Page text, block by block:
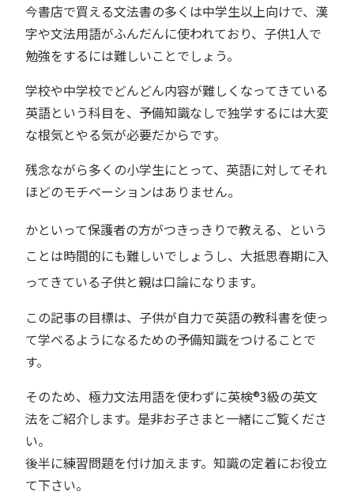
今書店で買える文法書の多くは中学生以上向けで、漢
字や文法用語がふんだんに使われており、子供1人で
勉強をするには難しいことでしょう。
学校や中学校でどんどん内容が難しくなってきている
英語という科目を、予備知識なしで独学するには大変
な根気とやる気が必要だからです。
残念ながら多くの小学生にとって、英語に対してそれ
ほどのモチベーションはありません。
かといって保護者の方がつきっきりで教える、という
ことは時間的にも難しいでしょうし、大抵思春期に入
ってきている子供と親は口論になります。
この記事の目標は、子供が自力で英語の教科書を使っ
て学べるようになるための予備知識をつけることで
す。
そのため、極力文法用語を使わずに英検®︎3級の英文
法をご紹介します。是非お子さまと一緒にご覧くださ
い。
後半に練習問題を付け加えます。知識の定着にお役立
て下さい。